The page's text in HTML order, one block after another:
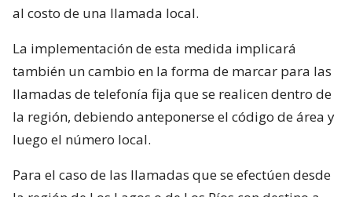
al costo de una llamada local.
La implementación de esta medida implicará
también un cambio en la forma de marcar para las
llamadas de telefonía fija que se realicen dentro de
la región, debiendo anteponerse el código de área y
luego el número local.
Para el caso de las llamadas que se efectúen desde